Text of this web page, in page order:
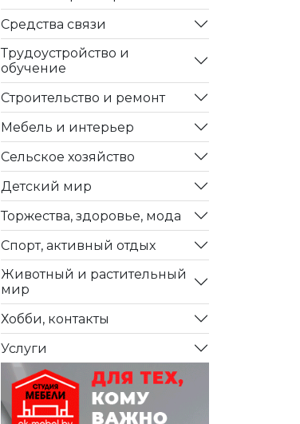
Средства связи
Трудоустройство и
обучение
Строительство и ремонт
Мебель и интерьер
Сельское хозяйство
Детский мир
Торжества, здоровье, мода
Спорт, активный отдых
Животный и растительный
мир
Хобби, контакты
Услуги